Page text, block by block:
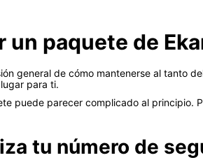
un paquete de
general de cómo mantenerse al tanto
para ti.
puede parecer complicado al principio.
tu número de